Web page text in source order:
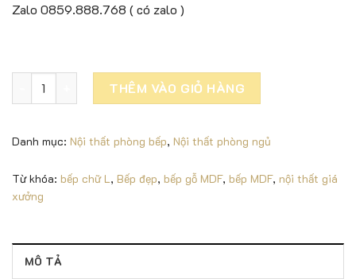
Zalo 0859.888.768 ( có zalo )
Trọn gói nội thất 2 phòng ngủ, cánh tủ lọng mây - M032 số
THÊM VÀO GIỎ HÀNG
Danh mục: Nội thất phòng bếp, Nội thất phòng ngủ
Từ khóa: bếp chữ L, Bếp đẹp, bếp gỗ MDF, bếp MDF, nội thất giá
xưởng
MÔ TẢ